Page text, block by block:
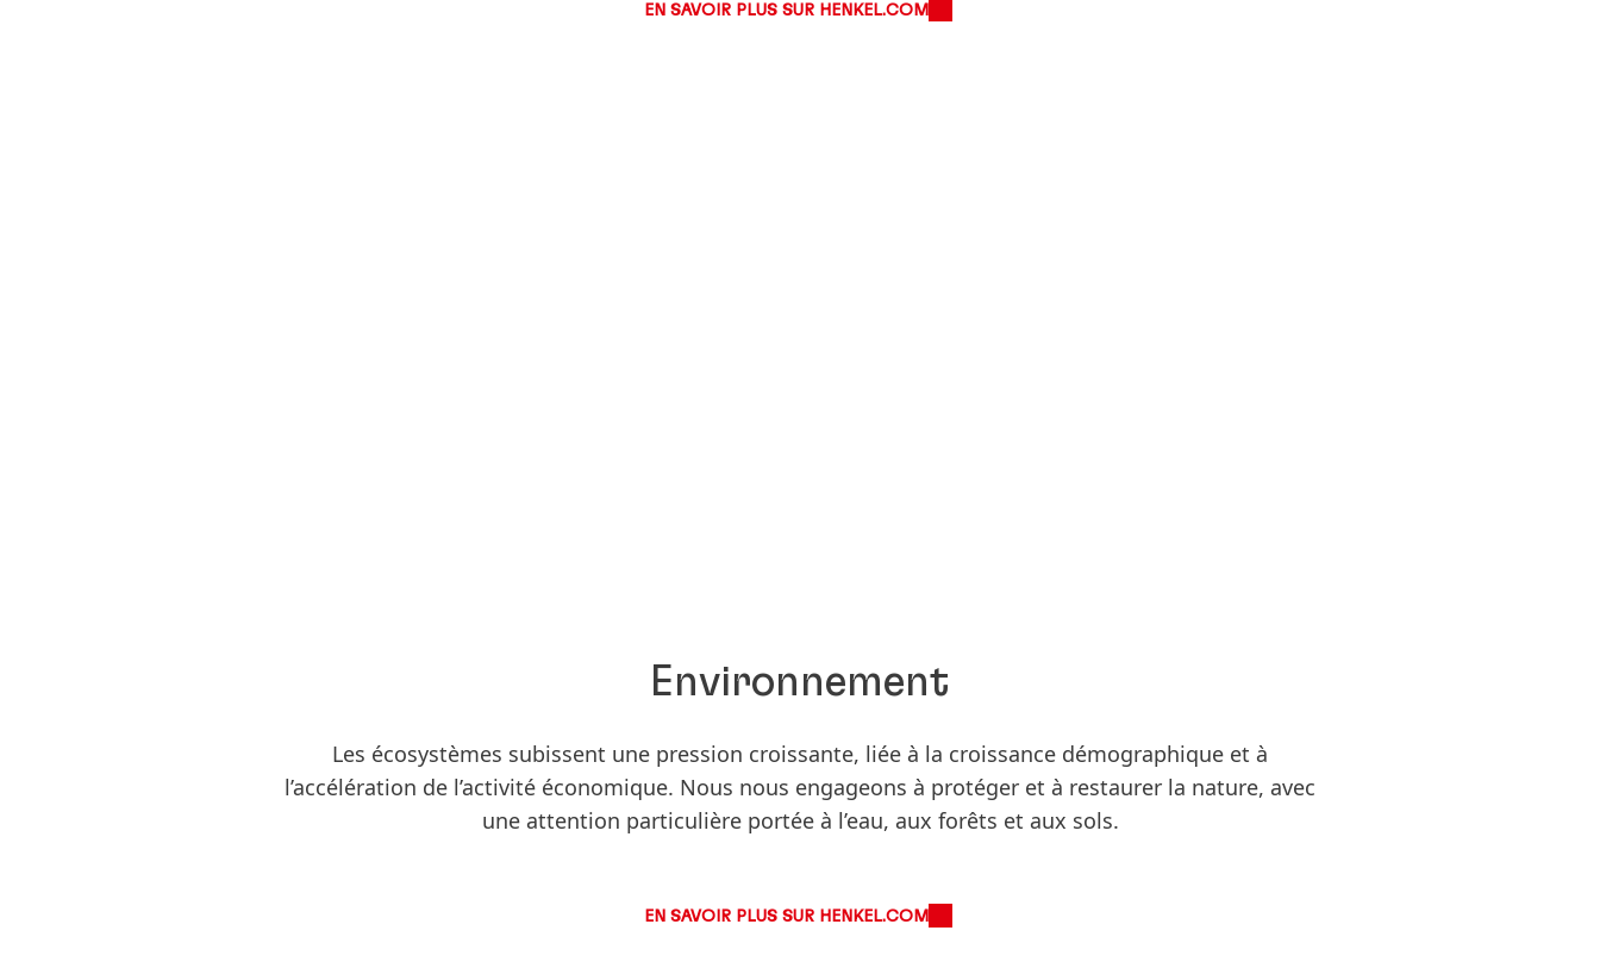
EN SAVOIR PLUS SUR HENKEL.COM
Environnement
Les écosystèmes subissent une pression croissante, liée à la croissance démographique et à
l’accélération de l’activité économique. Nous nous engageons à protéger et à restaurer la nature, avec
une attention particulière portée à l’eau, aux forêts et aux sols.
EN SAVOIR PLUS SUR HENKEL.COM